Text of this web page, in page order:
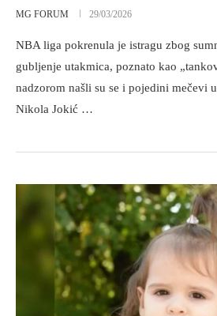
MG FORUM 29/03/2026
NBA liga pokrenula je istragu zbog
gubljenje utakmica, poznato kao
nadzorom našli su se i pojedini mečevi
Nikola Jokić …